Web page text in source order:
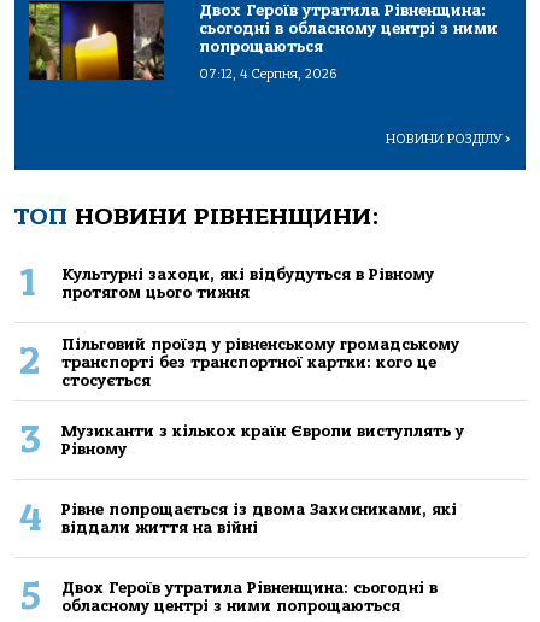
Двох Героїв утратила Рівненщина:
сьогодні в обласному центрі з ними
попрощаються
07:12, 4 Серпня, 2026
НОВИНИ РОЗДІЛУ>
ТОП НОВИНИ РІВНЕНЩИНИ:
1
Культурні заходи, які відбудуться в Рівному
протягом цього тижня
2
Пільговий проїзд у рівненському громадському
транспорті без транспортної картки: кого це
стосується
3
Музиканти з кількох країн Європи виступлять у
Рівному
4
Рівне попрощається із двома Захисниками, які
віддали життя на війні
5
Двох Героїв утратила Рівненщина: сьогодні в
обласному центрі з ними попрощаються